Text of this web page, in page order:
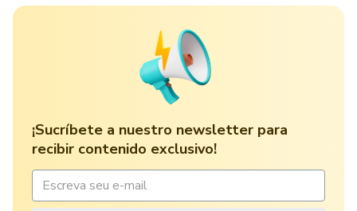
¡Sucríbete a nuestro newsletter para
recibir contenido exclusivo!